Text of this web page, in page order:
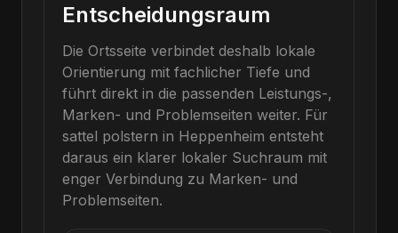
Entscheidungsraum
Die Ortsseite verbindet deshalb lokale
Orientierung mit fachlicher Tiefe und
führt direkt in die passenden Leistungs-,
Marken- und Problemseiten weiter. Für
sattel polstern in Heppenheim entsteht
daraus ein klarer lokaler Suchraum mit
enger Verbindung zu Marken- und
Problemseiten.